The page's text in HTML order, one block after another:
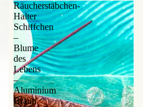
Räucherstäbchen-
Halter
Schiffchen
–
Blume
des
Lebens
–
Aluminium
Braun